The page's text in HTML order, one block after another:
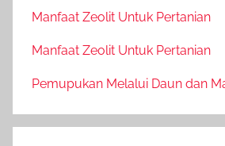
Manfaat Zeolit Untuk Pertanian
Manfaat Zeolit Untuk Pertanian
Pemupukan Melalui Daun dan